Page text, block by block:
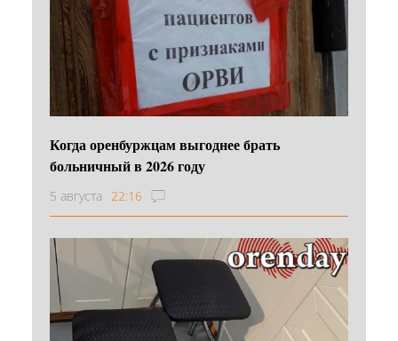
Когда оренбуржцам выгоднее брать
больничный в 2026 году
5 августа 22:16